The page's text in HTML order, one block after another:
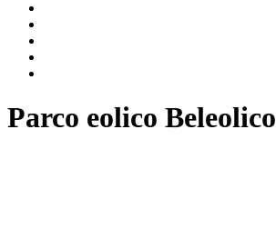
Parco eolico Beleolico